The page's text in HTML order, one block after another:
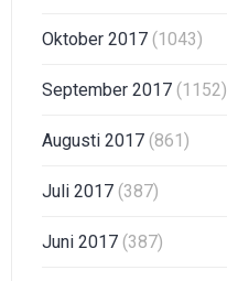
Oktober 2017 (1043)
September 2017 (1152)
Augusti 2017 (861)
Juli 2017 (387)
Juni 2017 (387)